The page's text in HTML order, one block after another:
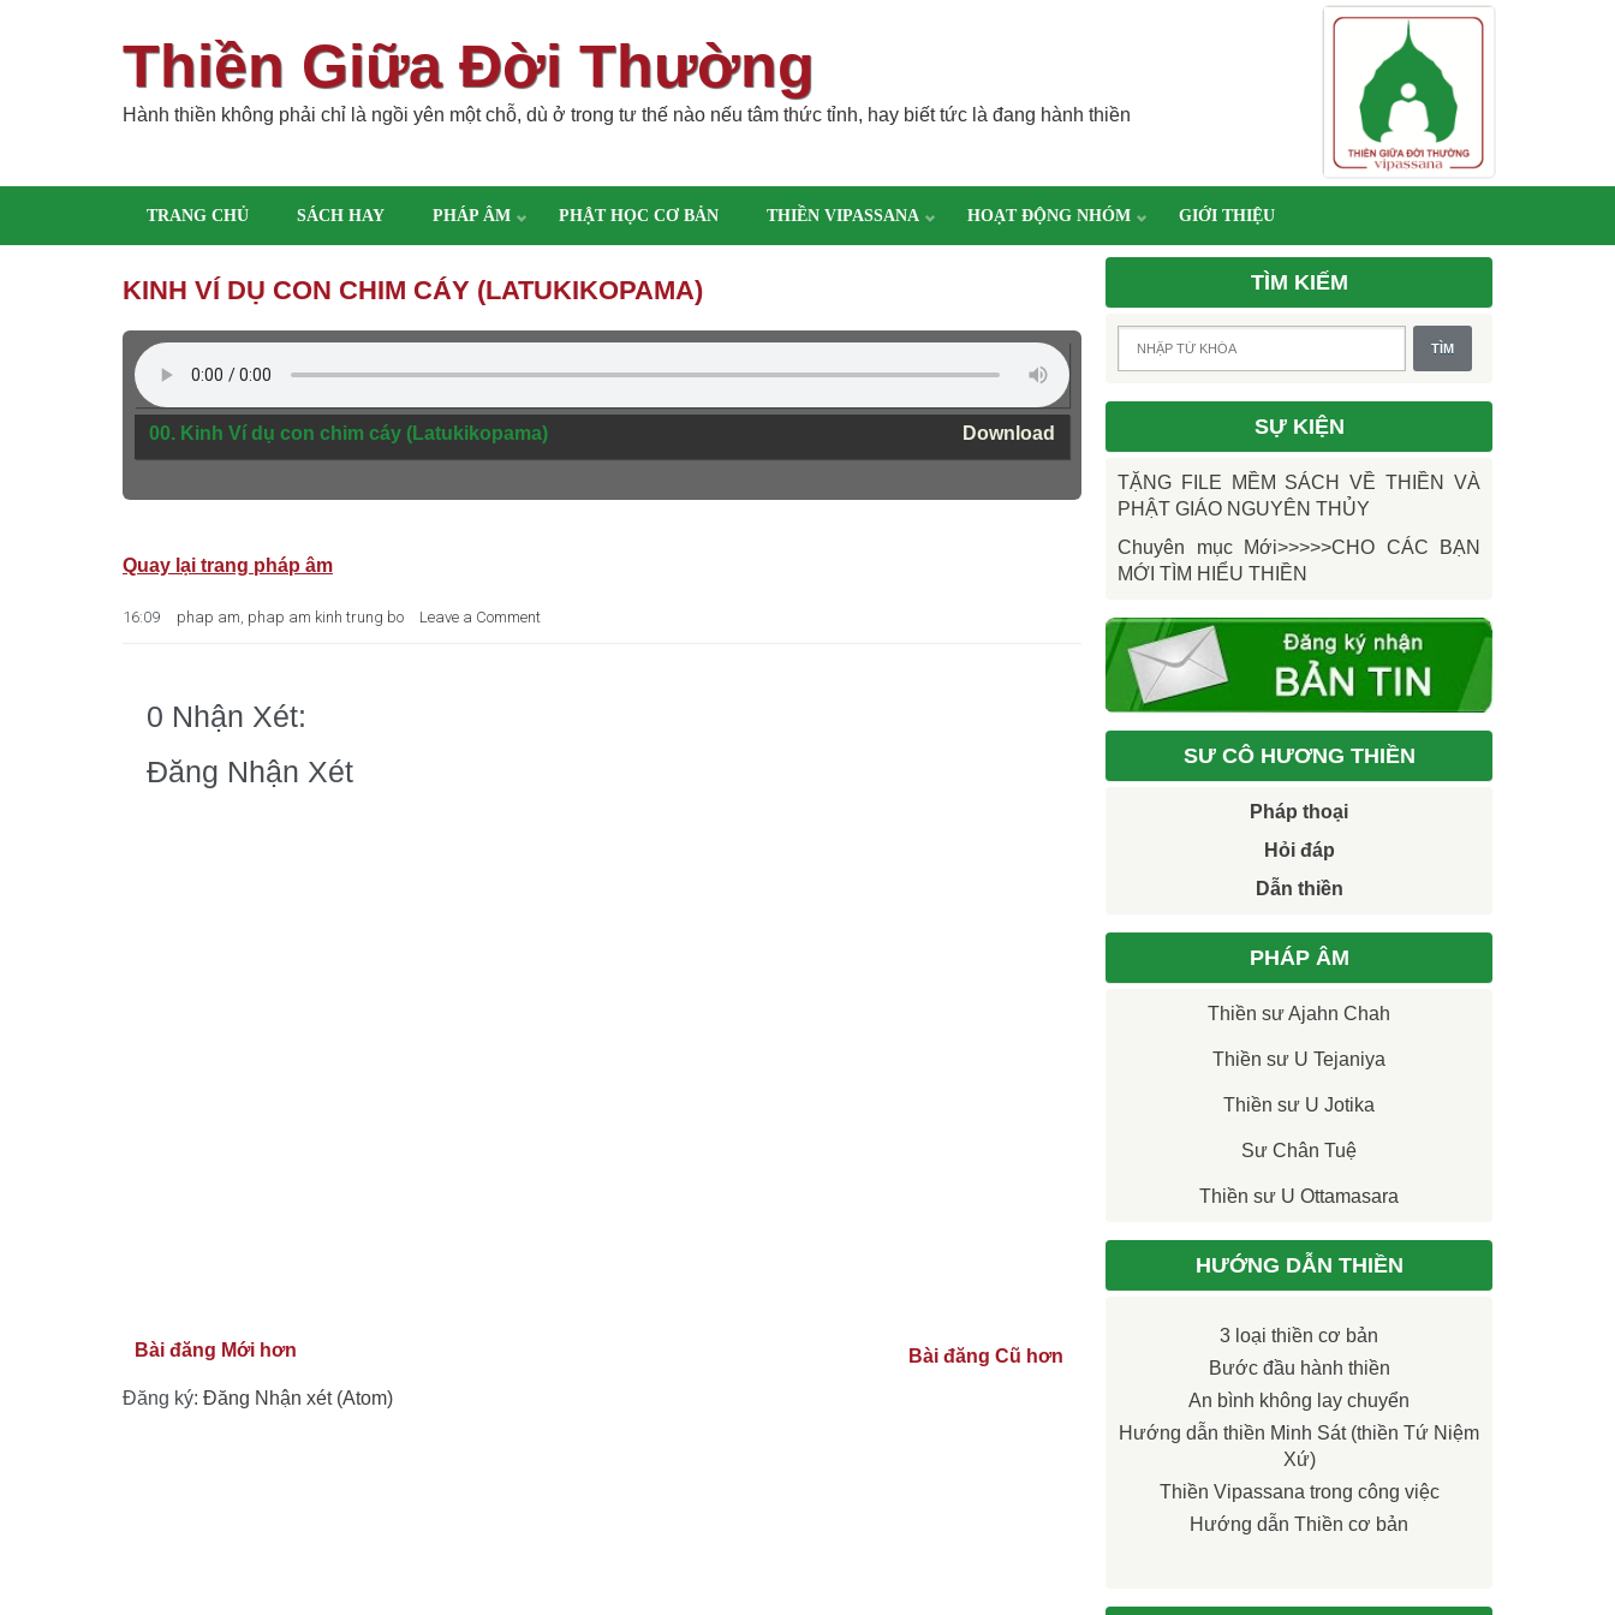
Thiền Giữa Đời Thường
Hành thiền không phải chỉ là ngồi yên một chỗ, dù ở trong tư thế nào nếu tâm thức tỉnh, hay biết tức là đang hành thiền
TRANG CHỦ SÁCH HAY PHÁP ÂM PHẬT HỌC CƠ BẢN THIỀN VIPASSANA HOẠT ĐỘNG NHÓM GIỚI THIỆU
KINH VÍ DỤ CON CHIM CÁY (LATUKIKOPAMA)
00. Kinh Ví dụ con chim cáy (Latukikopama) Download
Quay lại trang pháp âm
16:09 phap am, phap am kinh trung bo Leave a Comment
0 Nhận Xét:
Đăng Nhận Xét
Bài đăng Mới hơn Bài đăng Cũ hơn
Đăng ký: Đăng Nhận xét (Atom)
TÌM KIẾM
SỰ KIỆN
TẶNG FILE MỀM SÁCH VỀ THIỀN VÀ
PHẬT GIÁO NGUYÊN THỦY
Chuyên mục Mới>>>>>CHO CÁC BẠN
MỚI TÌM HIỂU THIỀN
SƯ CÔ HƯƠNG THIỀN
Pháp thoại
Hỏi đáp
Dẫn thiền
PHÁP ÂM
Thiền sư Ajahn Chah
Thiền sư U Tejaniya
Thiền sư U Jotika
Sư Chân Tuệ
Thiền sư U Ottamasara
HƯỚNG DẪN THIỀN
3 loại thiền cơ bản
Bước đầu hành thiền
An bình không lay chuyển
Hướng dẫn thiền Minh Sát (thiền Tứ Niệm
Xứ)
Thiền Vipassana trong công việc
Hướng dẫn Thiền cơ bản